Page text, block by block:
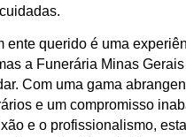
ente querido é uma
a Funerária Minas Gerais
Com uma gama
e um compromisso
e o profissionalismo,